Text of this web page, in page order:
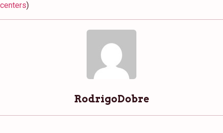
centers)
RodrigoDobre